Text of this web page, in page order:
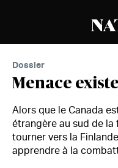
Dossier
Menace
Alors que le Canada
étrangère au sud de
tourner vers la
apprendre à la